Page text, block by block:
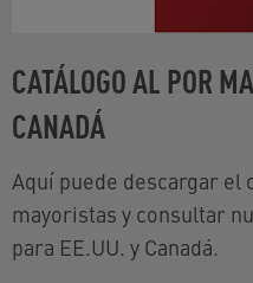
CATÁLOGO AL POR
CANADÁ
Aquí puede descargar el
mayoristas y consultar
para EE.UU. y Canadá.